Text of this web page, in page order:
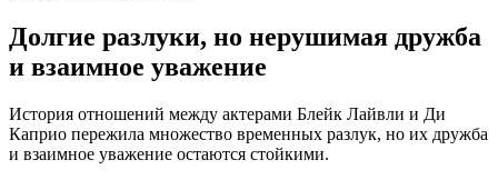
Долгие разлуки, но нерушимая дружба
и взаимное уважение
История отношений между актерами Блейк Лайвли и Ди
Каприо пережила множество временных разлук, но их дружба
и взаимное уважение остаются стойкими.